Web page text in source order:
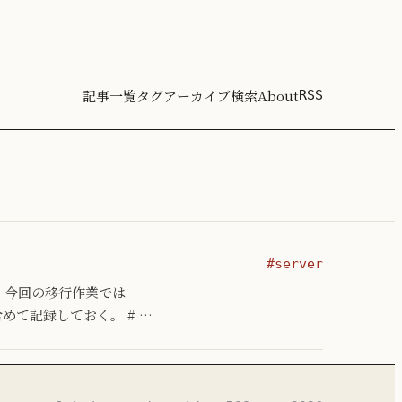
記事一覧タグアーカイブ検索AboutRSS
回の移行作業では
て記録しておく。 # …
#server